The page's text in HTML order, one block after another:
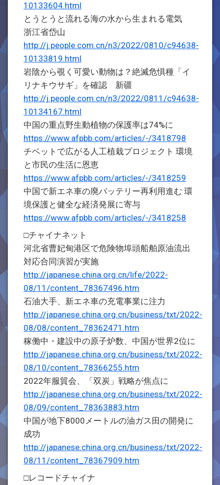
10133604.html
とうとうと流れる海の水から生まれる電気
浙江省岱山
http://j.people.com.cn/n3/2022/0810/c94638-
10133819.html
岩陰から覗く可愛い動物は？絶滅危惧種「イ
リナキウサギ」を確認 新疆
http://j.people.com.cn/n3/2022/0811/c94638-
10134167.html
中国の重点野生動植物の保護率は74%に
https://www.afpbb.com/articles/-/3418798
チベットで広がる人工植栽プロジェクト 環境
と市民の生活に恩恵
https://www.afpbb.com/articles/-/3418259
中国で新エネ車の廃バッテリー再利用進む 環
境保護と健全な経済発展に寄与
https://www.afpbb.com/articles/-/3418258
□チャイナネット
河北省曹妃甸港区で危険物埠頭船舶原油流出
対応合同演習が実施
http://japanese.china.org.cn/life/2022-
08/11/content_78367496.htm
石油大手、新エネ車の充電事業に注力
http://japanese.china.org.cn/business/txt/2022-
08/08/content_78362471.htm
稼働中・建設中の原子炉数、中国が世界2位に
http://japanese.china.org.cn/business/txt/2022-
08/10/content_78366255.htm
2022年服貿会、「双炭」戦略が焦点に
http://japanese.china.org.cn/business/txt/2022-
08/09/content_78363883.htm
中国が地下8000メートルの油ガス田の開発に
成功
http://japanese.china.org.cn/business/txt/2022-
08/11/content_78367909.htm
□レコードチャイナ